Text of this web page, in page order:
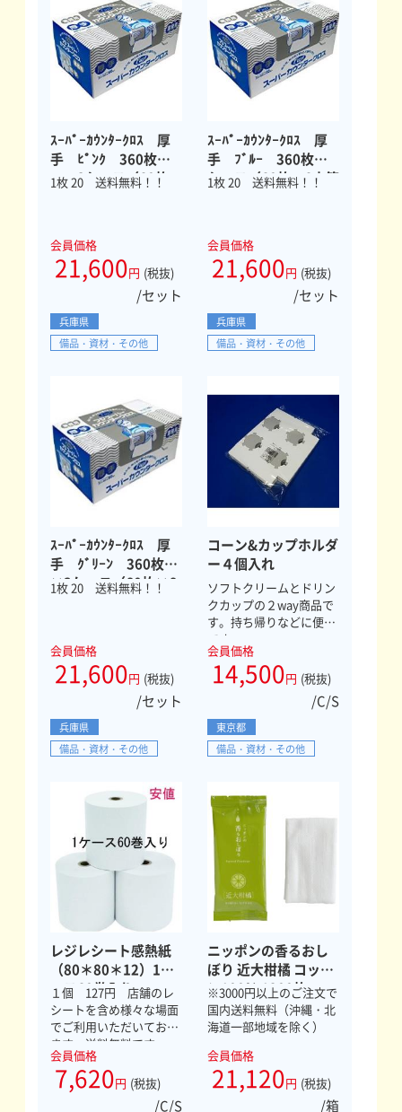
ｽｰﾊﾟｰｶｳﾝﾀｰｸﾛｽ 厚
手 ﾋﾟﾝｸ 360枚
× 3ケース（60枚
1枚 20 送料無料！！
会員価格
21,600円 (税抜)
/セット
兵庫県
備品・資材・その他
ｽｰﾊﾟｰｶｳﾝﾀｰｸﾛｽ 厚
手 ﾌﾞﾙｰ 360枚×3
ケース（60枚×6小箱
1枚 20 送料無料！！
会員価格
21,600円 (税抜)
/セット
兵庫県
備品・資材・その他
ｽｰﾊﾟｰｶｳﾝﾀｰｸﾛｽ 厚
手 ｸﾞﾘｰﾝ 360枚
×3ケース（60枚×6
1枚 20 送料無料！！
会員価格
21,600円 (税抜)
/セット
兵庫県
備品・資材・その他
コーン&カップホルダ
ー４個入れ
ソフトクリームとドリン
クカップの２way商品で
す。持ち帰りなどに便利
です。
会員価格
14,500円 (税抜)
/C/S
東京都
備品・資材・その他
レジレシート感熱紙
（80＊80＊12）1ケ
ース60巻入り
１個 127円 店舗のレ
シートを含め様々な場面
でご利用いただいており
ます、送料無料です。
会員価格
7,620円 (税抜)
/C/S
ニッポンの香るおし
ぼり 近大柑橘 コット
ン100％ 1200枚
※3000円以上のご注文で
国内送料無料（沖縄・北
海道一部地域を除く）
会員価格
21,120円 (税抜)
/箱